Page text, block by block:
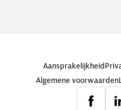
Aansprakelijkheid
Algemene voorwaarden